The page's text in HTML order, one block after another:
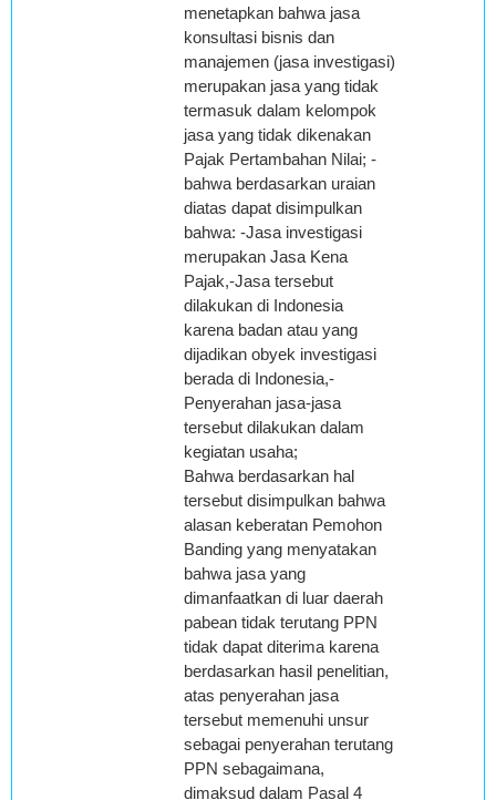
menetapkan bahwa jasa
konsultasi bisnis dan
manajemen (jasa investigasi)
merupakan jasa yang tidak
termasuk dalam kelompok
jasa yang tidak dikenakan
Pajak Pertambahan Nilai; -
bahwa berdasarkan uraian
diatas dapat disimpulkan
bahwa: -Jasa investigasi
merupakan Jasa Kena
Pajak,-Jasa tersebut
dilakukan di Indonesia
karena badan atau yang
dijadikan obyek investigasi
berada di Indonesia,-
Penyerahan jasa-jasa
tersebut dilakukan dalam
kegiatan usaha;
Bahwa berdasarkan hal
tersebut disimpulkan bahwa
alasan keberatan Pemohon
Banding yang menyatakan
bahwa jasa yang
dimanfaatkan di luar daerah
pabean tidak terutang PPN
tidak dapat diterima karena
berdasarkan hasil penelitian,
atas penyerahan jasa
tersebut memenuhi unsur
sebagai penyerahan terutang
PPN sebagaimana,
dimaksud dalam Pasal 4